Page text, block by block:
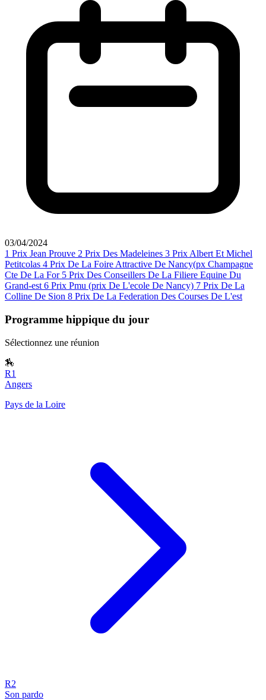
03/04/2024
1 Prix Jean Prouve 2 Prix Des Madeleines 3 Prix Albert Et Michel
Petitcolas 4 Prix De La Foire Attractive De Nancy(px Champagne
Cte De La For 5 Prix Des Conseillers De La Filiere Equine Du
Grand-est 6 Prix Pmu (prix De L'ecole De Nancy) 7 Prix De La
Colline De Sion 8 Prix De La Federation Des Courses De L'est
Programme hippique du jour
Sélectionnez une réunion
🏇
R1
Angers
Pays de la Loire
R2
Son pardo